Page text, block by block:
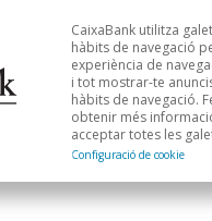
Anàlisi
CaixaBank utilitza
hàbits de navegació
experiència de
i tot mostrar-te
hàbits de navegació.
obtenir més
acceptar totes les
Configuració de cookie